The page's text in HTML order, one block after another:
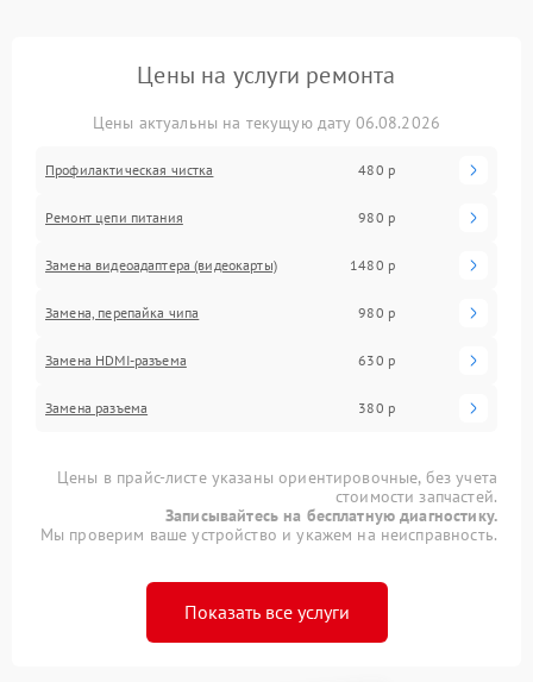
Цены на услуги ремонта
Цены актуальны на текущую дату 06.08.2026
Профилактическая чистка 480 р
Ремонт цепи питания 980 р
Замена видеоадаптера (видеокарты) 1480 р
Замена, перепайка чипа 980 р
Замена HDMI-разъема 630 р
Замена разъема 380 р
Цены в прайс-листе указаны ориентировочные, без учета
стоимости запчастей.
Записывайтесь на бесплатную диагностику.
Мы проверим ваше устройство и укажем на неисправность.
Показать все услуги